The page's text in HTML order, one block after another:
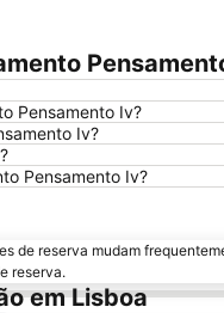
Pensamento Iv?
Iv?
Pensamento Iv?
de reserva mudam
reserva.
em Lisboa